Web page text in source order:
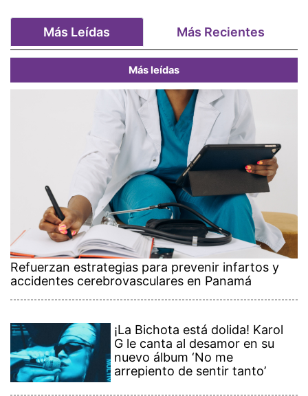
Más Leídas Más Recientes
Más leídas
Refuerzan estrategias para prevenir infartos y
accidentes cerebrovasculares en Panamá
¡La Bichota está dolida! Karol
G le canta al desamor en su
nuevo álbum ‘No me
arrepiento de sentir tanto’